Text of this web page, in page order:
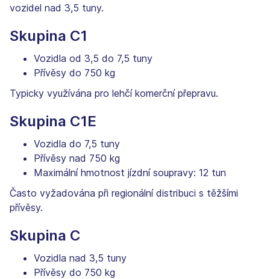
vozidel nad 3,5 tuny.
Skupina C1
Vozidla od 3,5 do 7,5 tuny
Přívěsy do 750 kg
Typicky využívána pro lehčí komerční přepravu.
Skupina C1E
Vozidla do 7,5 tuny
Přívěsy nad 750 kg
Maximální hmotnost jízdní soupravy: 12 tun
Často vyžadována při regionální distribuci s těžšími
přívěsy.
Skupina C
Vozidla nad 3,5 tuny
Přívěsy do 750 kg